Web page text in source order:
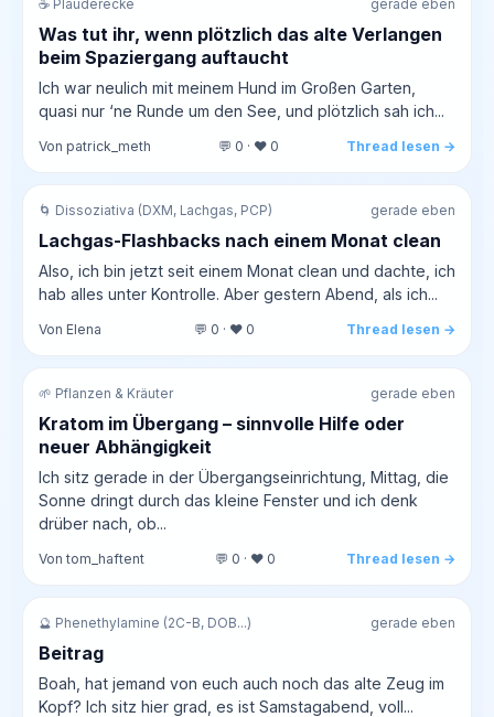
☕ Plauderecke gerade eben
Was tut ihr, wenn plötzlich das alte Verlangen
beim Spaziergang auftaucht
Ich war neulich mit meinem Hund im Großen Garten,
quasi nur ‘ne Runde um den See, und plötzlich sah ich...
Von patrick_meth 💬 0 · ❤️ 0 Thread lesen →
🌀 Dissoziativa (DXM, Lachgas, PCP) gerade eben
Lachgas-Flashbacks nach einem Monat clean
Also, ich bin jetzt seit einem Monat clean und dachte, ich
hab alles unter Kontrolle. Aber gestern Abend, als ich...
Von Elena 💬 0 · ❤️ 0 Thread lesen →
🌱 Pflanzen & Kräuter gerade eben
Kratom im Übergang – sinnvolle Hilfe oder
neuer Abhängigkeit
Ich sitz gerade in der Übergangseinrichtung, Mittag, die
Sonne dringt durch das kleine Fenster und ich denk
drüber nach, ob...
Von tom_haftent 💬 0 · ❤️ 0 Thread lesen →
🔮 Phenethylamine (2C-B, DOB...) gerade eben
Beitrag
Boah, hat jemand von euch auch noch das alte Zeug im
Kopf? Ich sitz hier grad, es ist Samstagabend, voll...